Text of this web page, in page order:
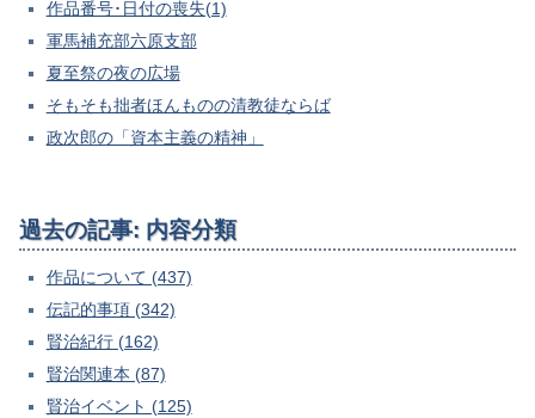
作品番号･日付の喪失(1)
軍馬補充部六原支部
夏至祭の夜の広場
そもそも拙者ほんものの清教徒ならば
政次郎の「資本主義の精神」
過去の記事: 内容分類
作品について (437)
伝記的事項 (342)
賢治紀行 (162)
賢治関連本 (87)
賢治イベント (125)